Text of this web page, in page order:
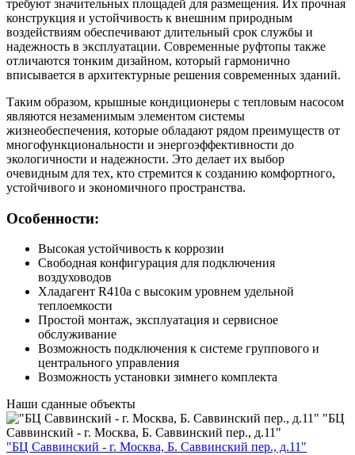
требуют значительных площадей для размещения. Их прочная
конструкция и устойчивость к внешним природным
воздействиям обеспечивают длительный срок службы и
надежность в эксплуатации. Современные руфтопы также
отличаются тонким дизайном, который гармонично
вписывается в архитектурные решения современных зданий.
Таким образом, крышные кондиционеры с тепловым насосом
являются незаменимым элементом системы
жизнеобеспечения, которые обладают рядом преимуществ от
многофункциональности и энергоэффективности до
экологичности и надежности. Это делает их выбор
очевидным для тех, кто стремится к созданию комфортного,
устойчивого и экономичного пространства.
Особенности:
Высокая устойчивость к коррозии
Свободная конфигурация для подключения
воздуховодов
Хладагент R410a с высоким уровнем удельной
теплоемкости
Простой монтаж, эксплуатация и сервисное
обслуживание
Возможность подключения к системе группового и
центрального управления
Возможность установки зимнего комплекта
Наши сданные объекты
"БЦ
Саввинский - г. Москва, Б. Саввинский пер., д.11"
"БЦ Саввинский - г. Москва, Б. Саввинский пер., д.11"